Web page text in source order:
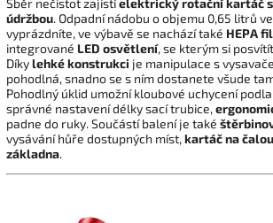
Sběr nečistot zajistíelektrický rotační kartáč
údržbou. Odpadní nádobu o objemu 0,65 litrů
vyprázdníte, ve výbavě se nachází také HEPA
integrované LED osvětlení, se kterým si
Díkylehké konstrukci je manipulace s
pohodlná, snadno se s ním dostanete všude
Pohodlný úklid umožní kloubové uchycení
správné nastavení délky sací trubice,
padne do ruky. Součástí balení je také
vysávání hůře dostupných míst,kartáč na
základna.